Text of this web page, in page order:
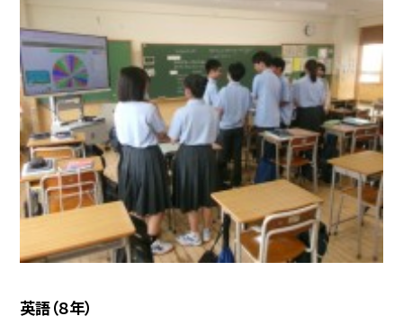
英語（８年）